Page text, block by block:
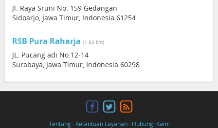
Jl. Raya Sruni No. 159 Gedangan
Sidoarjo, Jawa Timur, Indonesia 61254
RSB Pura Raharja (1.83 km)
JL. Pucang adi No.12-14
Surabaya, Jawa Timur, Indonesia 60298
Tentang· Ketentuan Layanan· Hubungi Kami